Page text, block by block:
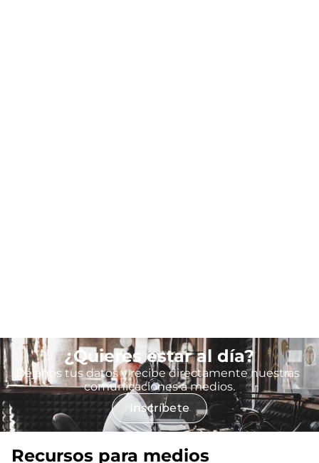
Imagen ¿Quieres estar al día?
Déjanos tus datos y recibe directamente nuestras
comunicaciones a medios.
Inscríbete(se abre en una
Recursos para medios